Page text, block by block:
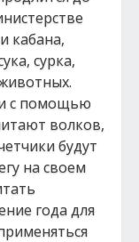
кабана,
сурка,
с помощью
волков,
будут
на своем
года для